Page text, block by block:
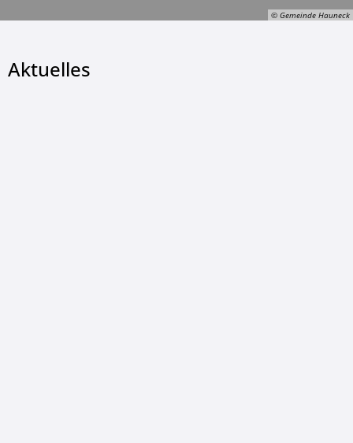
© Gemeinde Hauneck
Aktuelles